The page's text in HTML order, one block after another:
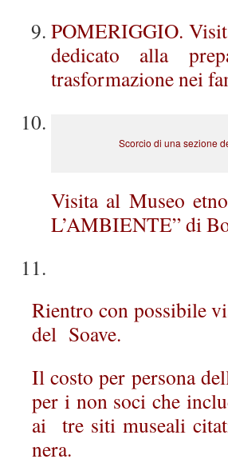
POMERIGGIO.
dedicato alla
trasformazione nei
Scorcio di una sezione
Visita al Museo
L’AMBIENTE” di
Rientro con possibile
del Soave.
Il costo per persona
per i non soci che
ai tre siti museali
nera.